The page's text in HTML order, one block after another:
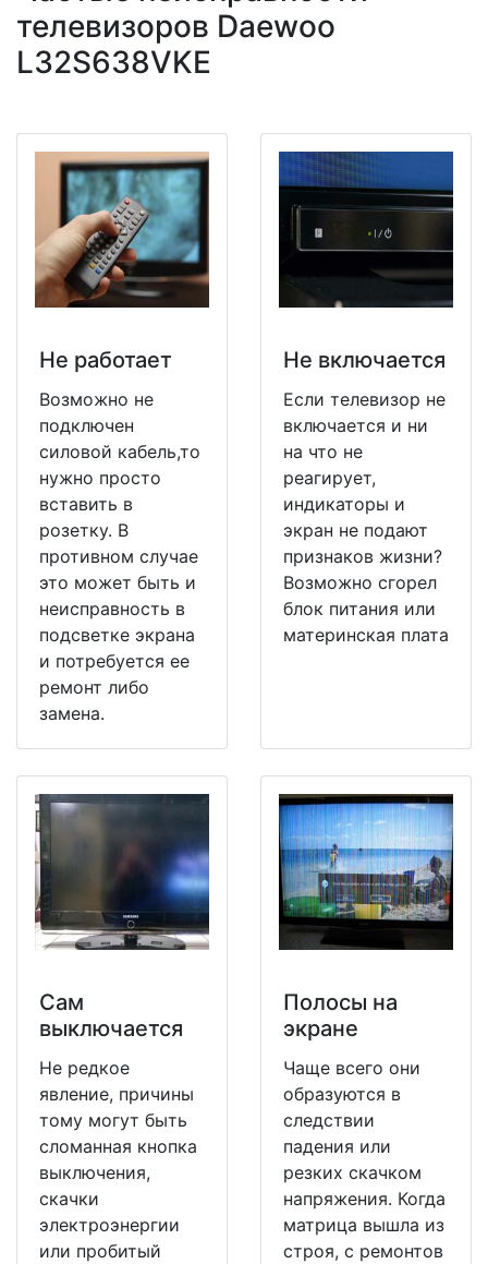
телевизоров Daewoo
L32S638VKE
Не работает
Возможно не
подключен
силовой кабель,то
нужно просто
вставить в
розетку. В
противном случае
это может быть и
неисправность в
подсветке экрана
и потребуется ее
ремонт либо
замена.
Не включается
Если телевизор не
включается и ни
на что не
реагирует,
индикаторы и
экран не подают
признаков жизни?
Возможно сгорел
блок питания или
материнская плата
Сам
выключается
Не редкое
явление, причины
тому могут быть
сломанная кнопка
выключения,
скачки
электроэнергии
или пробитый
Полосы на
экране
Чаще всего они
образуются в
следствии
падения или
резких скачком
напряжения. Когда
матрица вышла из
строя, с ремонтов